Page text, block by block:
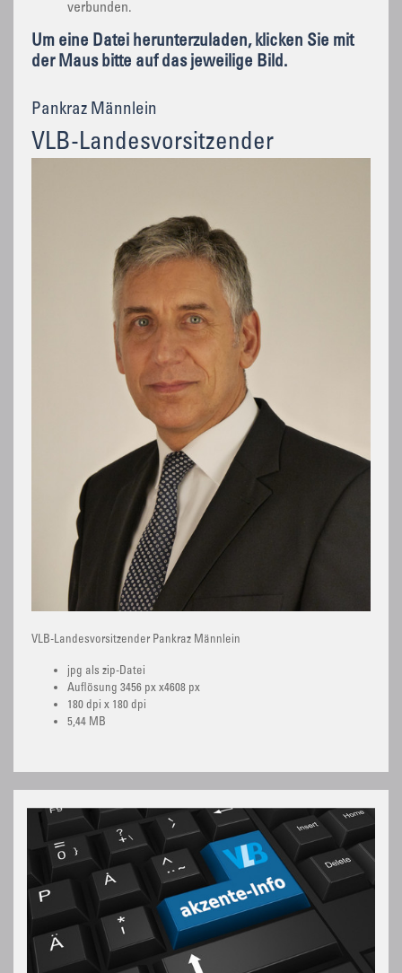
verbunden.
Um eine Datei herunterzuladen, klicken Sie mit
der Maus bitte auf das jeweilige Bild.
Pankraz Männlein
VLB-Landesvorsitzender
VLB-Landesvorsitzender Pankraz Männlein
jpg als zip-Datei
Auflösung 3456 px x4608 px
180 dpi x 180 dpi
5,44 MB